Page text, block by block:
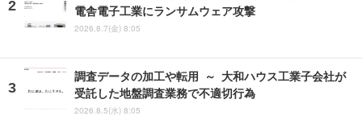
電舎電子工業にランサムウェア攻撃
2026.8.7(金) 8:05
調査データの加工や転用 ～ 大和ハウス工業子会社が
受託した地盤調査業務で不適切行為
2026.8.5(水) 8:05